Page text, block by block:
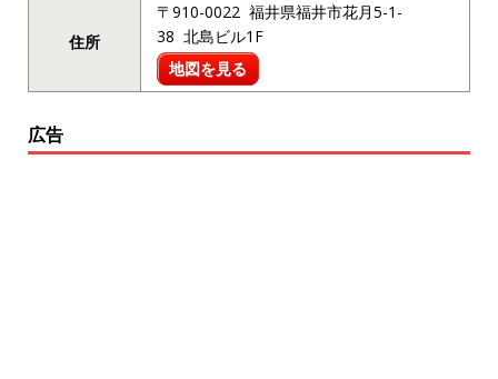
住所
〒910-0022 福井県福井市花月5-1-
38 北島ビル1F
地図を見る
広告